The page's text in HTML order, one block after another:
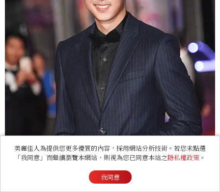
美麗佳人為提供您更多優質的內容，採用網站分析技術。若您未點選
「我同意」而繼續瀏覽本網站，則視為您已同意本站之隱私權政策 。
我同意